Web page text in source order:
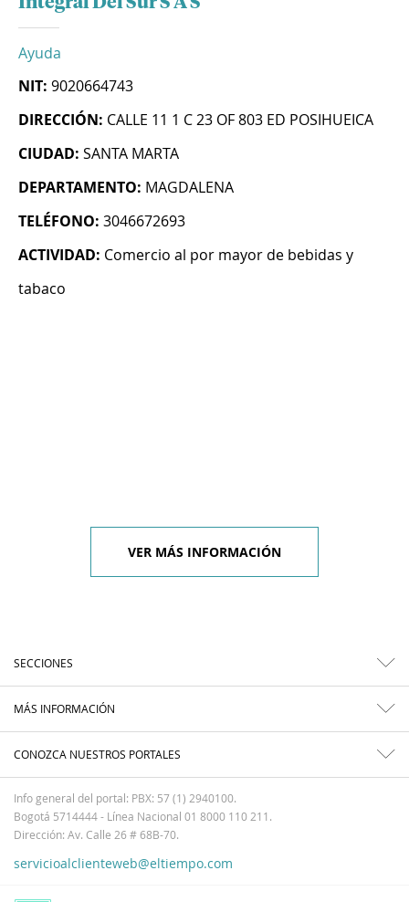
Ayuda
NIT: 9020664743
DIRECCIÓN: CALLE 11 1 C 23 OF 803 ED POSIHUEICA
CIUDAD: SANTA MARTA
DEPARTAMENTO: MAGDALENA
TELÉFONO: 3046672693
ACTIVIDAD: Comercio al por mayor de bebidas y
tabaco
VER MÁS INFORMACIÓN
SECCIONES
MÁS INFORMACIÓN
CONOZCA NUESTROS PORTALES
Info general del portal: PBX: 57 (1) 2940100.
Bogotá 5714444 - Línea Nacional 01 8000 110 211.
Dirección: Av. Calle 26 # 68B-70.
servicioalclienteweb@eltiempo.com